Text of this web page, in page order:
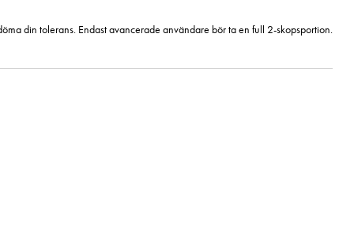
din tolerans. Endast avancerade användare bör ta en full 2-skopsportion.